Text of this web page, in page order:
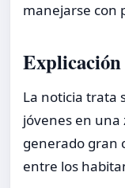
manejarse con
La noticia trata
jóvenes en una
generado gran
entre los